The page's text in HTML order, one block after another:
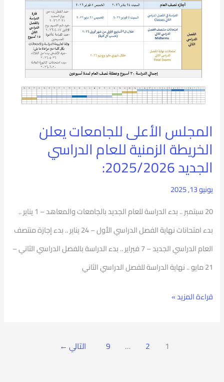
المجلس الأعلى للجامعات يعلن
الخريطة الزمنية للعام الدراسي
الجديد 2025/2026:
يونيو 13, 2025
20 سبتمبر .. بدء الدراسة للعام الجديد بالجامعات والمعاهد – 1 يناير ..
بدء امتحانات نهاية الفصل الدراسي الأول – 24 يناير .. بدء إجازة منتصف
العام الدراسي الجديد – 7 فبراير .. بدء الدراسة بالفصل الدراسي الثاني –
21 مايو .. نهاية الدراسة للفصل الدراسي الثاني
الجديد
2025/2026:
قراءة المزيد »
1
2
…
9 التالي ←